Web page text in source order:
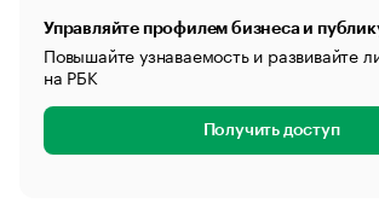
Управляйте профилем бизнеса и
Повышайте узнаваемость и развивайте
на РБК
Получить доступ